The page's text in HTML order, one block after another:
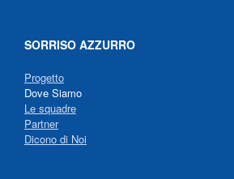
SORRISO AZZURRO
Progetto
Dove Siamo
Le squadre
Partner
Dicono di Noi